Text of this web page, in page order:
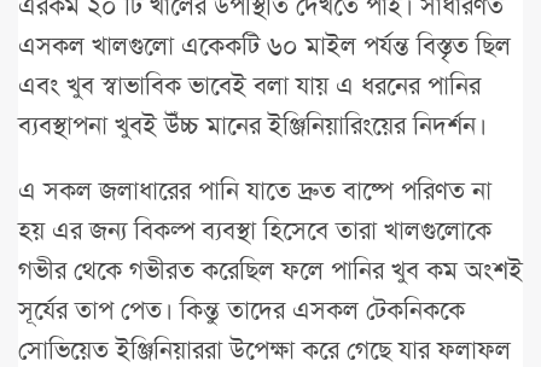
এসকল খালগুলো একেকটি ৬০ মাইল পর্যন্ত বিস্তৃত ছিল
এবং খুব স্বাভাবিক ভাবেই বলা যায় এ ধরনের পানির
ব্যবস্থাপনা খুবই উঁচ্চ মানের ইঞ্জিনিয়ারিংয়ের নিদর্শন।
এ সকল জলাধারের পানি যাতে দ্রুত বাষ্পে পরিণত না
হয় এর জন্য বিকল্প ব্যবস্থা হিসেবে তারা খালগুলোকে
গভীর থেকে গভীরত করেছিল ফলে পানির খুব কম অংশই
সূর্যের তাপ পেত। কিন্তু তাদের এসকল টেকনিককে
সোভিয়েত ইঞ্জিনিয়াররা উপেক্ষা করে গেছে যার ফলাফল